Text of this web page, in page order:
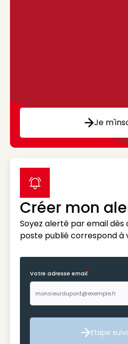
Je
Créer mon
Soyez alerté par email dès
poste publié correspond
label icon
Votre adresse email*
Etape